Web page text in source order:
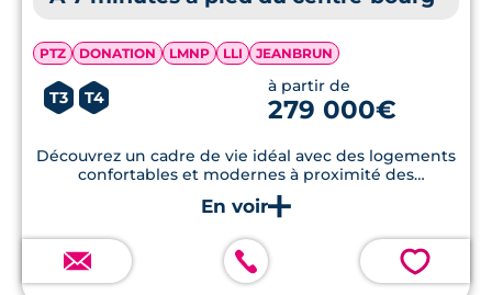
PTZ DONATION LMNP LLI JEANBRUN
T3 T4
à partir de
279 000€
Découvrez un cadre de vie idéal avec des logements
confortables et modernes à proximité des
commodités et des espaces verts.
💗